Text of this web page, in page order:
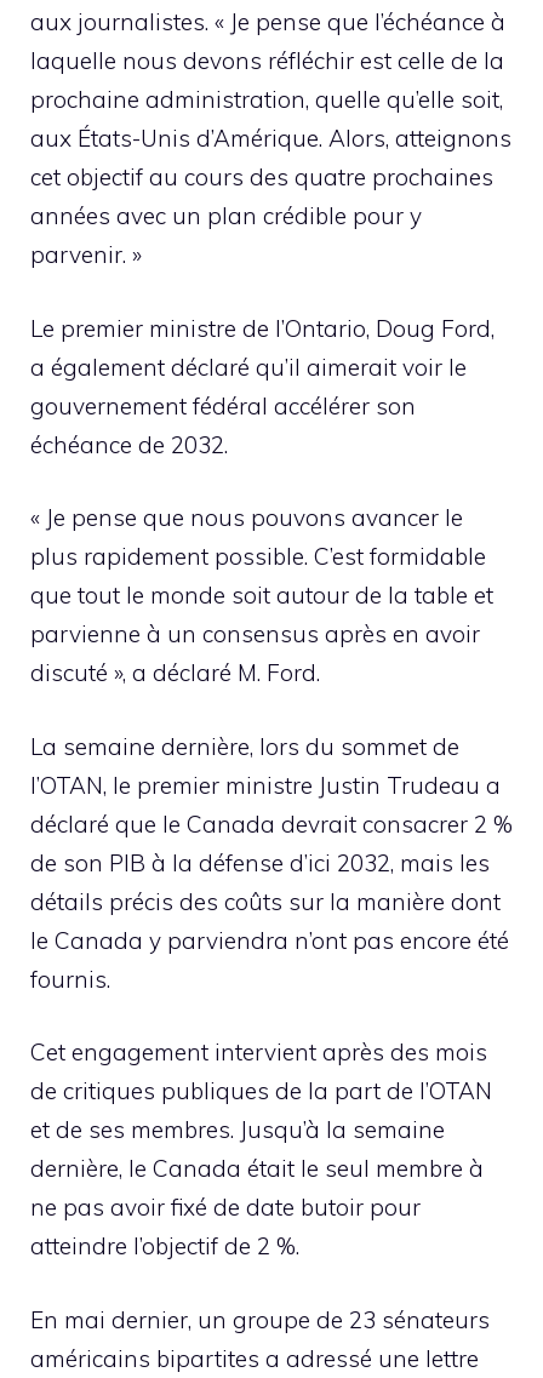
aux journalistes. « Je pense que l’échéance à
laquelle nous devons réfléchir est celle de la
prochaine administration, quelle qu’elle soit,
aux États-Unis d’Amérique. Alors, atteignons
cet objectif au cours des quatre prochaines
années avec un plan crédible pour y
parvenir. »
Le premier ministre de l’Ontario, Doug Ford,
a également déclaré qu’il aimerait voir le
gouvernement fédéral accélérer son
échéance de 2032.
« Je pense que nous pouvons avancer le
plus rapidement possible. C’est formidable
que tout le monde soit autour de la table et
parvienne à un consensus après en avoir
discuté », a déclaré M. Ford.
La semaine dernière, lors du sommet de
l’OTAN, le premier ministre Justin Trudeau a
déclaré que le Canada devrait consacrer 2 %
de son PIB à la défense d’ici 2032, mais les
détails précis des coûts sur la manière dont
le Canada y parviendra n’ont pas encore été
fournis.
Cet engagement intervient après des mois
de critiques publiques de la part de l’OTAN
et de ses membres. Jusqu’à la semaine
dernière, le Canada était le seul membre à
ne pas avoir fixé de date butoir pour
atteindre l’objectif de 2 %.
En mai dernier, un groupe de 23 sénateurs
américains bipartites a adressé une lettre